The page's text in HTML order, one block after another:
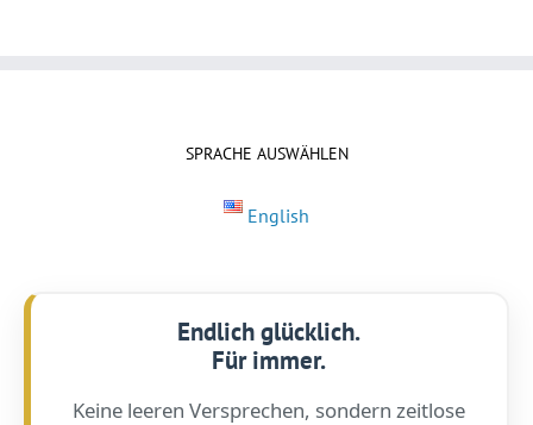
SPRACHE AUSWÄHLEN
English
Endlich glücklich.
Für immer.
Keine leeren Versprechen, sondern zeitlose